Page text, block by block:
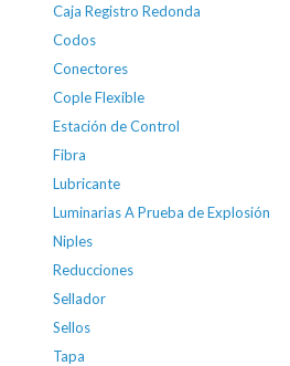
Caja Registro Redonda
Codos
Conectores
Cople Flexible
Estación de Control
Fibra
Lubricante
Luminarias A Prueba de Explosión
Niples
Reducciones
Sellador
Sellos
Tapa